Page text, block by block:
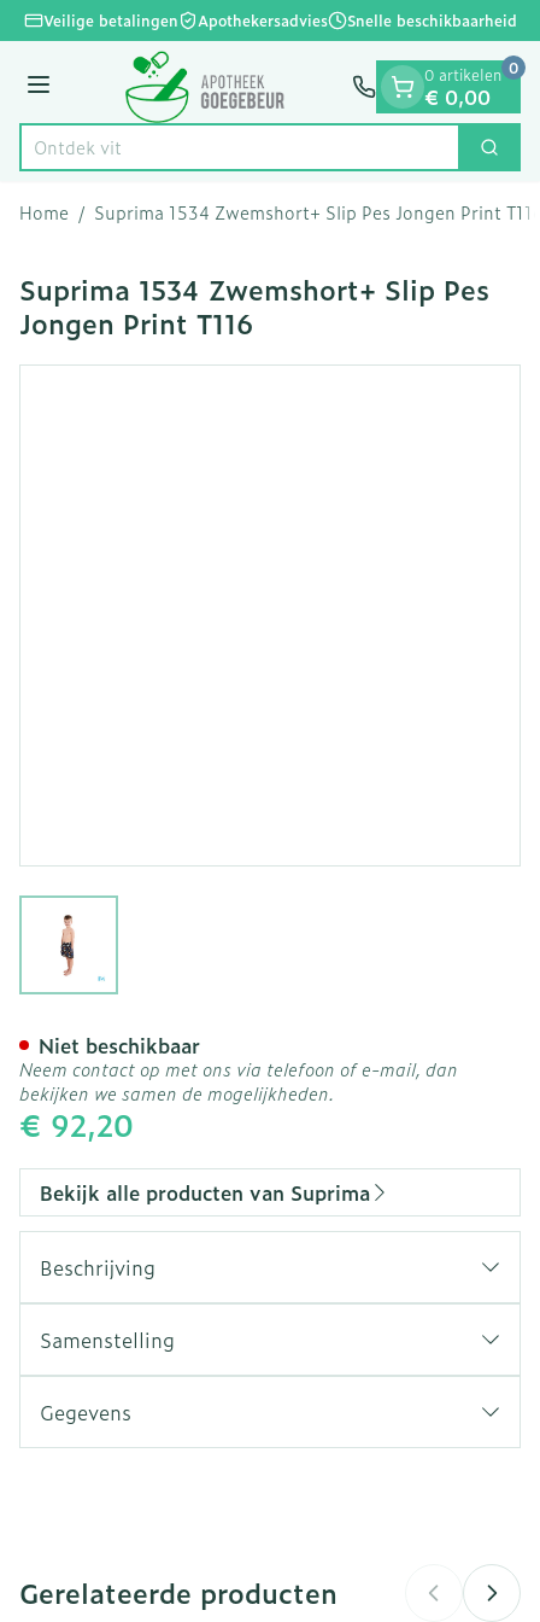
Ga naar de inhoud
1 van 1
Veilige betalingen Apothekersadvies Snelle beschikbaarheid
Menu
Product, merk, categorie...
Ontd Zoek
0 artikelen
€ 0,00
0
Home / Suprima 1534 Zwemshort+ Slip Pes Jongen Print
Suprima 1534 Zwemshort+ Slip Pes
Jongen Print T116
View larger image
€ 92,20
Niet beschikbaar
Neem contact op met ons via telefoon of e-mail, dan
bekijken we samen de mogelijkheden.
Bekijk alle producten van Suprima
Beschrijving
Samenstelling
Gegevens
Merken Suprima
Gerelateerde producten